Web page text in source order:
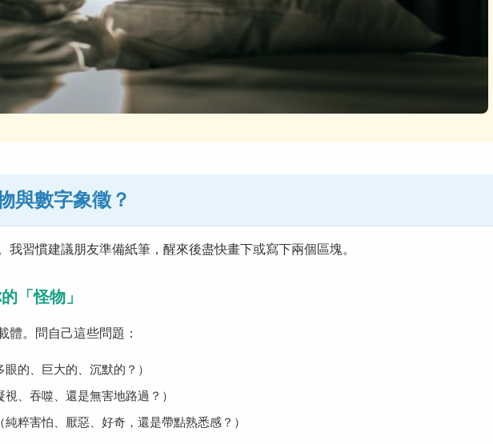
與數字象徵？
我習慣建議朋友準備紙筆，醒來後盡快畫下或寫下兩個區塊。
「怪物」
體。問自己這些問題：
的、巨大的、沉默的？）
、吞噬、還是無害地路過？）
粹害怕、厭惡、好奇，還是帶點熟悉感？）